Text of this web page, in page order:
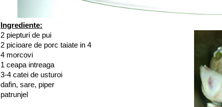
Ingrediente:
2 piepturi de pui
2 picioare de porc taiate in 4
4 morcovi
1 ceapa intreaga
3-4 catei de usturoi
dafin, sare, piper
patrunjel